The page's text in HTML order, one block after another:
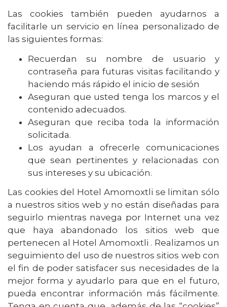
Las cookies también pueden ayudarnos a
facilitarle un servicio en línea personalizado de
las siguientes formas:
Recuerdan su nombre de usuario y
contraseña para futuras visitas facilitando y
haciendo más rápido el inicio de sesión
Aseguran que usted tenga los marcos y el
contenido adecuados.
Aseguran que reciba toda la información
solicitada.
Los ayudan a ofrecerle comunicaciones
que sean pertinentes y relacionadas con
sus intereses y su ubicación.
Las cookies del Hotel Amomoxtli se limitan sólo
a nuestros sitios web y no están diseñadas para
seguirlo mientras navega por Internet una vez
que haya abandonado los sitios web que
pertenecen al Hotel Amomoxtli . Realizamos un
seguimiento del uso de nuestros sitios web con
el fin de poder satisfacer sus necesidades de la
mejor forma y ayudarlo para que en el futuro,
pueda encontrar información más fácilmente.